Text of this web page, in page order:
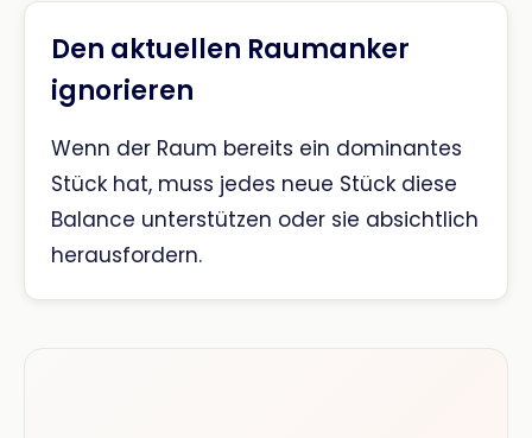
Den aktuellen Raumanker
ignorieren
Wenn der Raum bereits ein dominantes
Stück hat, muss jedes neue Stück diese
Balance unterstützen oder sie absichtlich
herausfordern.